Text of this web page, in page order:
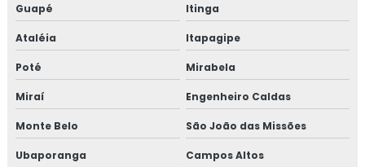
Guapé Itinga
Ataléia Itapagipe
Poté Mirabela
Miraí Engenheiro Caldas
Monte Belo São João das Missões
Ubaporanga Campos Altos